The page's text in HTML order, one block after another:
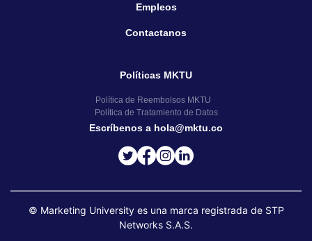
Empleos
Contactanos
Políticas MKTU
Política de Reembolsos MKTU
Política de Tratamiento de Datos
Escríbenos a hola@mktu.co
© Marketing University es una marca registrada de STP
Networks S.A.S.